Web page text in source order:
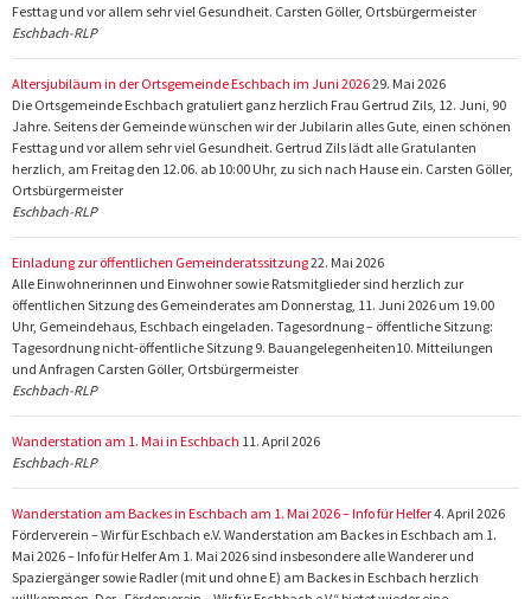
Festtag und vor allem sehr viel Gesundheit. Carsten Göller, Ortsbürgermeister
Eschbach-RLP
Altersjubiläum in der Ortsgemeinde Eschbach im Juni 202629. Mai 2026
Die Ortsgemeinde Eschbach gratuliert ganz herzlich Frau Gertrud Zils, 12. Juni, 90
Jahre. Seitens der Gemeinde wünschen wir der Jubilarin alles Gute, einen schönen
Festtag und vor allem sehr viel Gesundheit. Gertrud Zils lädt alle Gratulanten
herzlich, am Freitag den 12.06. ab 10:00 Uhr, zu sich nach Hause ein. Carsten Göller,
Ortsbürgermeister
Eschbach-RLP
Einladung zur öffentlichen Gemeinderatssitzung22. Mai 2026
Alle Einwohnerinnen und Einwohner sowie Ratsmitglieder sind herzlich zur
öffentlichen Sitzung des Gemeinderates am Donnerstag, 11. Juni 2026 um 19.00
Uhr, Gemeindehaus, Eschbach eingeladen. Tagesordnung – öffentliche Sitzung:
Tagesordnung nicht-öffentliche Sitzung 9. Bauangelegenheiten10. Mitteilungen
und Anfragen Carsten Göller, Ortsbürgermeister
Eschbach-RLP
Wanderstation am 1. Mai in Eschbach 11. April 2026
Eschbach-RLP
Wanderstation am Backes in Eschbach am 1. Mai 2026 – Info für Helfer4. April 2026
Förderverein – Wir für Eschbach e.V. Wanderstation am Backes in Eschbach am 1.
Mai 2026 – Info für Helfer Am 1. Mai 2026 sind insbesondere alle Wanderer und
Spaziergänger sowie Radler (mit und ohne E) am Backes in Eschbach herzlich